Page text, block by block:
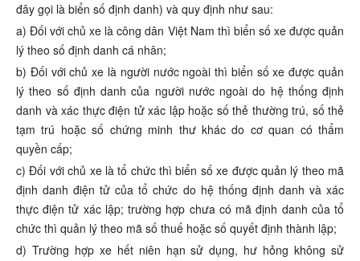
đây gọi là biển số định danh) và quy định như sau:
a) Đối với chủ xe là công dân Việt Nam thì biển số xe được quản
lý theo số định danh cá nhân;
b) Đối với chủ xe là người nước ngoài thì biển số xe được quản
lý theo số định danh của người nước ngoài do hệ thống định
danh và xác thực điện tử xác lập hoặc số thẻ thường trú, số thẻ
tạm trú hoặc số chứng minh thư khác do cơ quan có thẩm
quyền cấp;
c) Đối với chủ xe là tổ chức thì biển số xe được quản lý theo mã
định danh điện tử của tổ chức do hệ thống định danh và xác
thực điện tử xác lập; trường hợp chưa có mã định danh của tổ
chức thì quản lý theo mã số thuế hoặc số quyết định thành lập;
d) Trường hợp xe hết niên hạn sử dụng, hư hỏng không sử